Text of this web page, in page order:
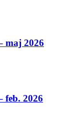
maj 2026
feb. 2026